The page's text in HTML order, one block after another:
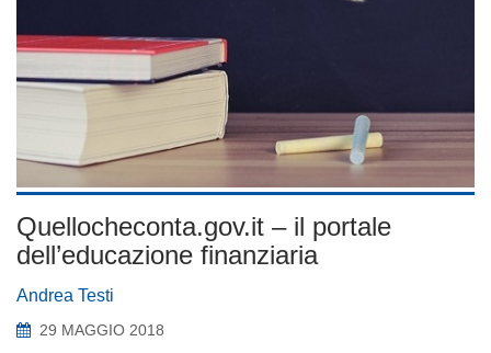
Quellocheconta.gov.it – il portale
dell’educazione finanziaria
Andrea Testi
29 MAGGIO 2018